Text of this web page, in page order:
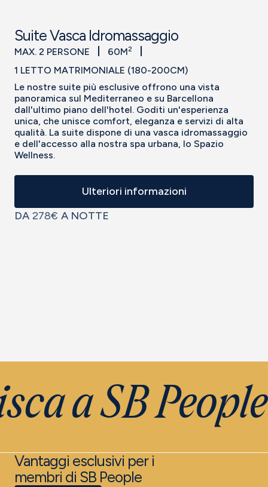
Suite Vasca Idromassaggio
Le nostre suite più esclusive offrono una vista
panoramica sul Mediterraneo e su Barcellona
dall'ultimo piano dell'hotel. Goditi un'esperienza
unica, che unisce comfort, eleganza e servizi di alta
qualità. La suite dispone di una vasca idromassaggio
e dell'accesso alla nostra spa urbana, lo Spazio
Wellness.
Ulteriori informazioni
MAX. 2 PERSONE 60M2
1 LETTO MATRIMONIALE (180-200CM)
DA 278€ A NOTTE
a SB People
Vantaggi esclusivi per i
membri di SB People